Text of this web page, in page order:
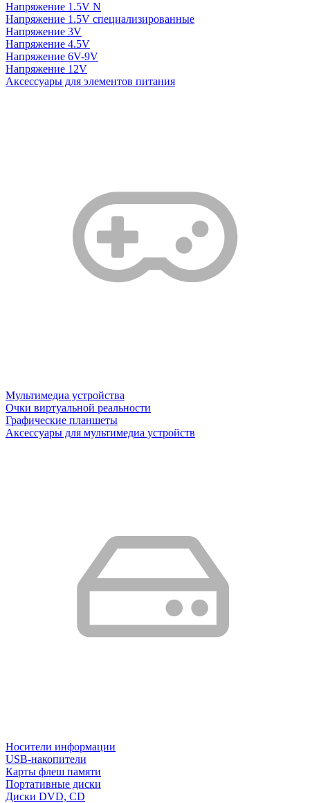
Напряжение 1.5V N
Напряжение 1.5V специализированные
Напряжение 3V
Напряжение 4.5V
Напряжение 6V-9V
Напряжение 12V
Аксессуары для элементов питания
Мультимедиа устройства
Очки виртуальной реальности
Графические планшеты
Аксессуары для мультимедиа устройств
Носители информации
USB-накопители
Карты флеш памяти
Портативные диски
Диски DVD, CD